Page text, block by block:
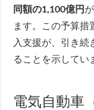
同額の1,100億円
ます。この予算措
入支援が、引き続
ることを示してい
電気自動車